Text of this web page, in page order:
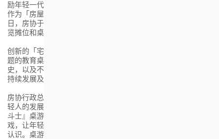
励年轻一代从游戏中学习香港房屋发展的知识，以及了解房协
作为「房屋实验室」的建屋里程碑。由即日起至七月二十五
日，房协于香港会议展览中心举办的「香港书展2023」设置展
览摊位和桌游体验区，让公众率先试玩。
创新的「宅星斗士」桌游是全港首个以香港房屋发展历程为主
题的教育桌游，由房协设计，图文并茂介绍房协出租屋邨的历
史，以及不同的房屋项目，并融入了香港房屋阶梯的知识、可
持续发展及跨代共融等元素。
房协行政总裁陈钦勉表示：「房协推动建屋使命传承，重视年
轻人的发展及兴趣，致力为房屋服务业界孕育生力军。『宅星
斗士』桌游是一个贴近年轻人兴趣，可透过学习于娱乐的游
戏，让年轻人加深对房屋阶梯及房协作为房屋实验室的了解和
认识。桌游亦特别采用长者友善的特大棋盘设计，鼓励长幼一